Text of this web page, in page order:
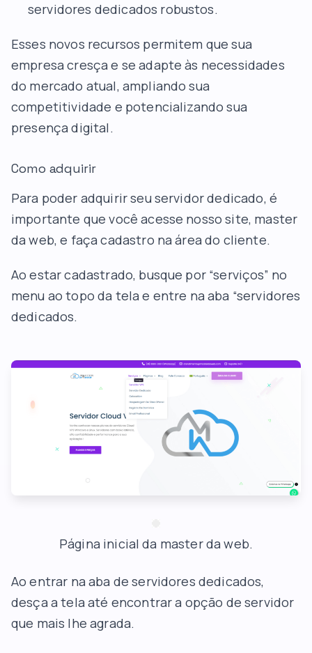
servidores dedicados robustos.
Esses novos recursos permitem que sua
empresa cresça e se adapte às necessidades
do mercado atual, ampliando sua
competitividade e potencializando sua
presença digital.
Como adquirir
Para poder adquirir seu servidor dedicado, é
importante que você acesse nosso site, master
da web, e faça cadastro na área do cliente.
Ao estar cadastrado, busque por “serviços” no
menu ao topo da tela e entre na aba “servidores
dedicados.
Página inicial da master da web.
Ao entrar na aba de servidores dedicados,
desça a tela até encontrar a opção de servidor
que mais lhe agrada.